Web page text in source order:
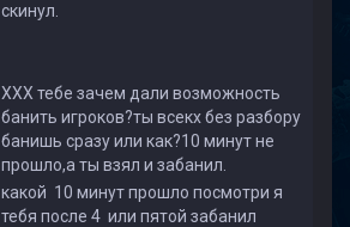
скинул.
ХХХ тебе зачем дали возможность
банить игроков?ты всекх без разбору
банишь сразу или как?10 минут не
прошло,а ты взял и забанил.
какой 10 минут прошло посмотри я
тебя после 4 или пятой забанил